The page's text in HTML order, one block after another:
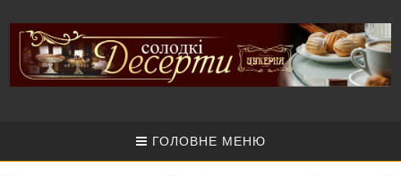
ГОЛОВНЕ МЕНЮ